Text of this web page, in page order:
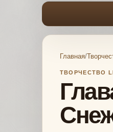
Главная/
ТВОРЧЕСТВО